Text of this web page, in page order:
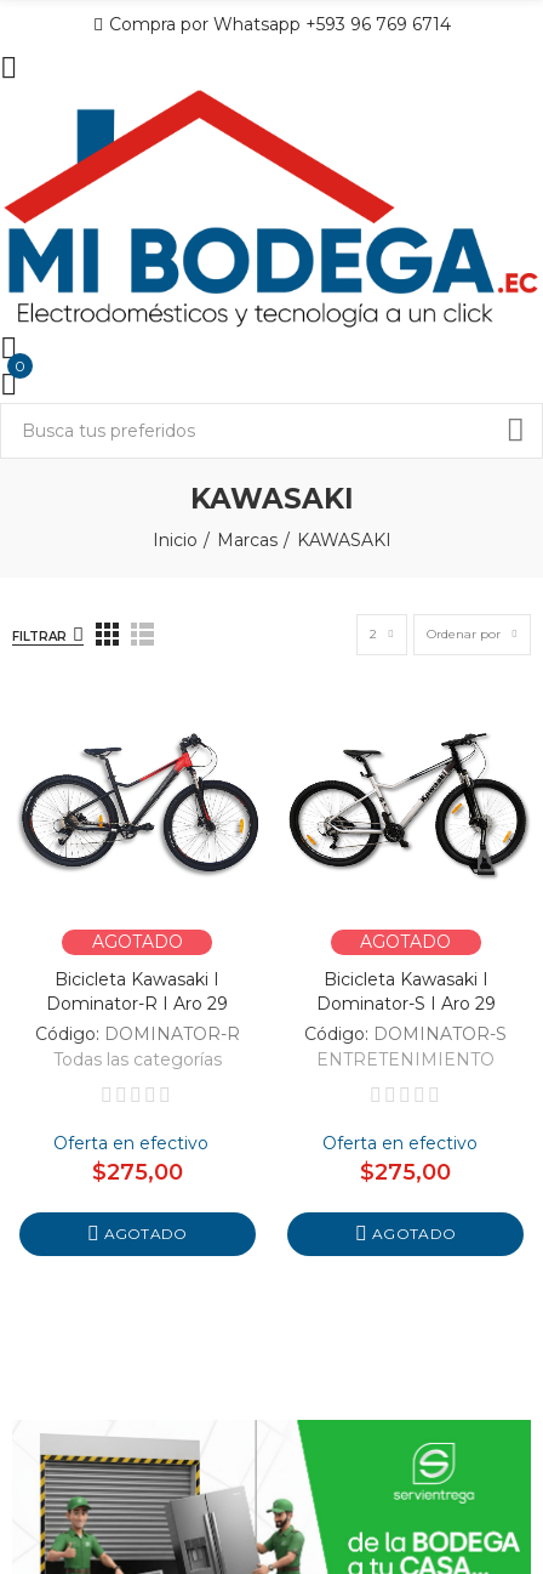
Compra por Whatsapp +593 96 769 6714
0
KAWASAKI
Inicio Marcas KAWASAKI
FILTRAR 2 Ordenar por
AGOTADO
Bicicleta Kawasaki I
Dominator-R I Aro 29
Código: DOMINATOR-R
Todas las categorías
Oferta en efectivo
$275,00
AGOTADO
AGOTADO
Bicicleta Kawasaki I
Dominator-S I Aro 29
Código: DOMINATOR-S
ENTRETENIMIENTO
Oferta en efectivo
$275,00
AGOTADO